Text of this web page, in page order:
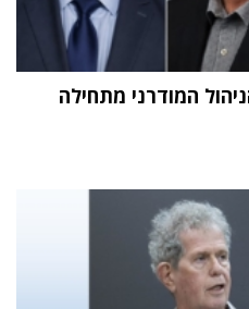
המודרני מתחילה